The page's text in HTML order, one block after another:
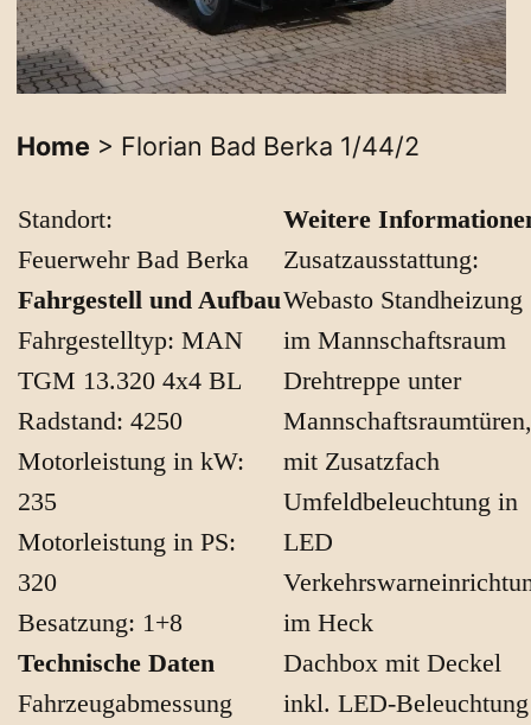
Home > Florian Bad Berka 1/44/2
Standort:
Feuerwehr Bad Berka
Fahrgestell und Aufbau
Fahrgestelltyp: MAN
TGM 13.320 4x4 BL
Radstand: 4250
Motorleistung in kW:
235
Motorleistung in PS:
320
Besatzung: 1+8
Technische Daten
Fahrzeugabmessung
Weitere
Zusatzausstattung:
Webasto Standheizung
im Mannschaftsraum
Drehtreppe unter
Mannschaftsraumtüren,
mit Zusatzfach
Umfeldbeleuchtung in
LED
im Heck
Dachbox mit Deckel
inkl. LED-Beleuchtung